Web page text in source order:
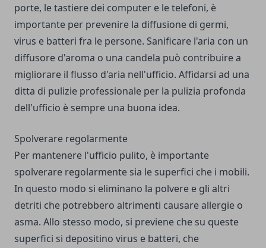
porte, le tastiere dei computer e le telefoni, è
importante per prevenire la diffusione di germi,
virus e batteri fra le persone. Sanificare l'aria con un
diffusore d'aroma o una candela può contribuire a
migliorare il flusso d'aria nell'ufficio. Affidarsi ad una
ditta di pulizie professionale per la pulizia profonda
dell'ufficio è sempre una buona idea.
Spolverare regolarmente
Per mantenere l'ufficio pulito, è importante
spolverare regolarmente sia le superfici che i mobili.
In questo modo si eliminano la polvere e gli altri
detriti che potrebbero altrimenti causare allergie o
asma. Allo stesso modo, si previene che su queste
superfici si depositino virus e batteri, che